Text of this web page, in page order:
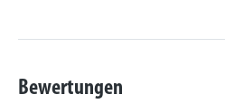
Bewertungen